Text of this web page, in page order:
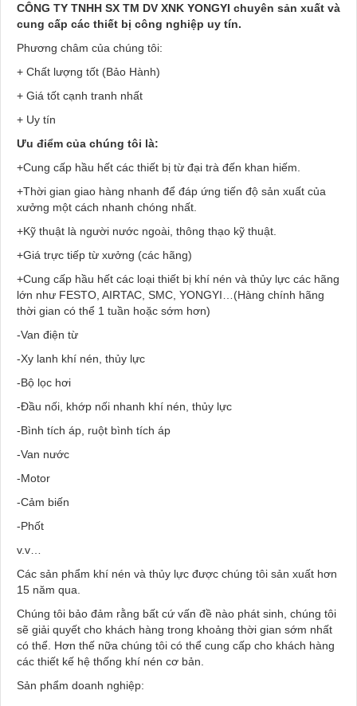
CÔNG TY TNHH SX TM DV XNK YONGYI chuyên sản xuất và
cung cấp các thiết bị công nghiệp uy tín.
Phương châm của chúng tôi:
+ Chất lượng tốt (Bảo Hành)
+ Giá tốt cạnh tranh nhất
+ Uy tín
Ưu điểm của chúng tôi là:
+Cung cấp hầu hết các thiết bị từ đại trà đến khan hiếm.
+Thời gian giao hàng nhanh để đáp ứng tiến độ sản xuất của
xưởng một cách nhanh chóng nhất.
+Kỹ thuật là người nước ngoài, thông thạo kỹ thuật.
+Giá trực tiếp từ xưởng (các hãng)
+Cung cấp hầu hết các loại thiết bị khí nén và thủy lực các hãng
lớn như FESTO, AIRTAC, SMC, YONGYI…(Hàng chính hãng
thời gian có thể 1 tuần hoặc sớm hơn)
-Van điện từ
-Xy lanh khí nén, thủy lực
-Bộ lọc hơi
-Đầu nối, khớp nối nhanh khí nén, thủy lực
-Bình tích áp, ruột bình tích áp
-Van nước
-Motor
-Cảm biến
-Phốt
v.v…
Các sản phẩm khí nén và thủy lực được chúng tôi sản xuất hơn
15 năm qua.
Chúng tôi bảo đảm rằng bất cứ vấn đề nào phát sinh, chúng tôi
sẽ giải quyết cho khách hàng trong khoảng thời gian sớm nhất
có thể. Hơn thế nữa chúng tôi có thể cung cấp cho khách hàng
các thiết kế hệ thống khí nén cơ bản.
Sản phẩm doanh nghiệp: